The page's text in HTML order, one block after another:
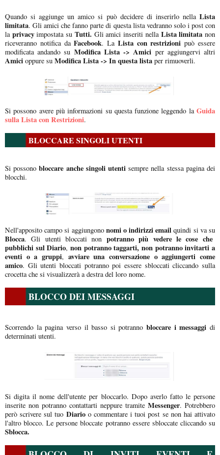
Quando si aggiunge un amico si può decidere di inserirlo nella Lista
limitata. Gli amici che fanno parte di questa lista vedranno solo i post con
laprivacyimpostata su Tutti. Gli amici inseriti nella Lista limitata non
riceveranno notifica daFacebook. LaLista con restrizioni può essere
modificata andando su Modifica Lista -> Amici per aggiungervi altri
Amici oppure su Modifica Lista -> In questa lista per rimuoverli.
Si possono avere più informazioni su questa funzione leggendo la Guida
sulla Lista con Restrizioni.
BLOCCARE SINGOLI UTENTI
Si possono bloccare anche singoli utenti sempre nella stessa pagina dei
blocchi.
Nell'apposito campo si aggiungono nomi o indirizzi email quindi si va su
Blocca. Gli utenti bloccati non potranno più vedere le cose che
pubblichi sul Diario, non potranno taggarti, non potranno invitarti a
eventi o a gruppi, avviare una conversazione o aggiungerti come
amico. Gli utenti bloccati potranno poi essere sbloccati cliccando sulla
crocetta che si visualizzerà a destra del loro nome.
BLOCCO DEI MESSAGGI
Scorrendo la pagina verso il basso si potranno bloccare i messaggi di
determinati utenti.
Si digita il nome dell'utente per bloccarlo. Dopo averlo fatto le persone
inserite non potranno contattarti neppure tramite Messenger. Potrebbero
però scrivere sul tuo Diarioo commentare i tuoi post se non hai attivato
l'altro blocco. Le persone bloccate potranno essere sbloccate cliccando su
Sblocca.